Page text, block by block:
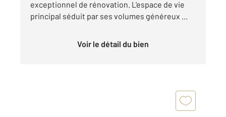
exceptionnel de rénovation. L'espace de vie
principal séduit par ses volumes généreux ...
Voir le détail du bien